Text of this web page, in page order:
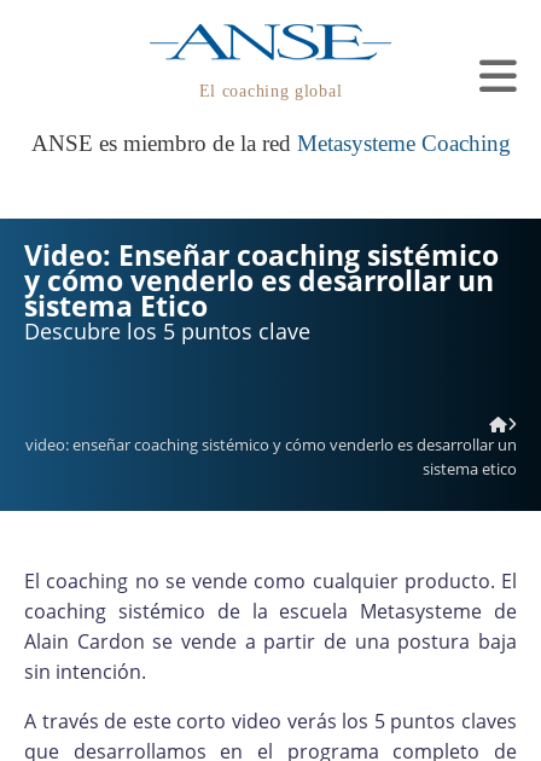
El coaching global
ANSE es miembro de la red Metasysteme Coaching
Video: Enseñar coaching sistémico
y cómo venderlo es desarrollar un
sistema Etico
Descubre los 5 puntos clave
video: enseñar coaching sistémico y cómo venderlo es desarrollar un
sistema etico
El coaching no se vende como cualquier producto. El
coaching sistémico de la escuela Metasysteme de
Alain Cardon se vende a partir de una postura baja
sin intención.
A través de este corto video verás los 5 puntos claves
que desarrollamos en el programa completo de